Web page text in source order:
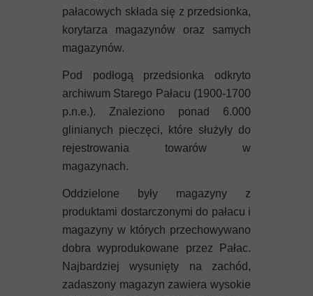
pałacowych składa się z przedsionka,
korytarza magazynów oraz samych
magazynów.
Pod podłogą przedsionka odkryto
archiwum Starego Pałacu (1900-1700
p.n.e.). Znaleziono ponad 6.000
glinianych pieczęci, które służyły do
rejestrowania towarów w
magazynach.
Oddzielone były magazyny z
produktami dostarczonymi do pałacu i
magazyny w których przechowywano
dobra wyprodukowane przez Pałac.
Najbardziej wysunięty na zachód,
zadaszony magazyn zawiera wysokie